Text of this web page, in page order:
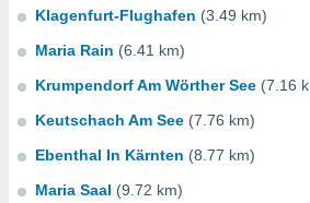
Klagenfurt-Flughafen (3.49 km)
Maria Rain (6.41 km)
Krumpendorf Am Wörther See (7.16
Keutschach Am See (7.76 km)
Ebenthal In Kärnten (8.77 km)
Maria Saal (9.72 km)